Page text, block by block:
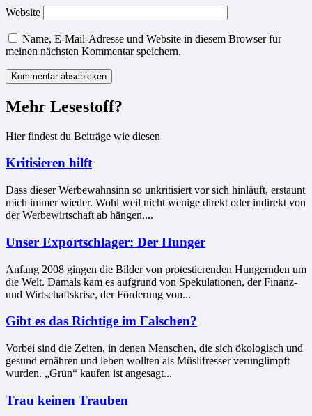
Website
Name, E-Mail-Adresse und Website in diesem Browser für
meinen nächsten Kommentar speichern.
Mehr Lesestoff?
Hier findest du Beiträge wie diesen
Kritisieren hilft
Dass dieser Werbewahnsinn so unkritisiert vor sich hinläuft, erstaunt
mich immer wieder. Wohl weil nicht wenige direkt oder indirekt von
der Werbewirtschaft ab hängen....
Unser Exportschlager: Der Hunger
Anfang 2008 gingen die Bilder von protestierenden Hungernden um
die Welt. Damals kam es aufgrund von Spekulationen, der Finanz-
und Wirtschaftskrise, der Förderung von...
Gibt es das Richtige im Falschen?
Vorbei sind die Zeiten, in denen Menschen, die sich ökologisch und
gesund ernähren und leben wollten als Müslifresser verunglimpft
wurden. „Grün“ kaufen ist angesagt...
Trau keinen Trauben